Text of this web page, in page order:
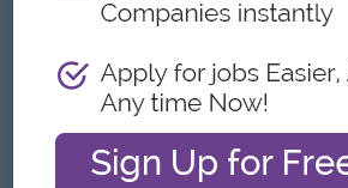
လိုက်ပါ
အခွင့်အလမ်းများ
ရာထူးတိုးမြှင့်ရန်အခွင့်အလမ်းများ
လုပ်ငန်းကျွမ်းကျင်မှုမြှင့်တင်ရေး